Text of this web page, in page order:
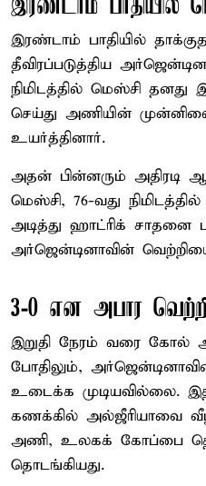
இரண்டாம் பாதியில்
இரண்டாம் பாதியில்
தீவிரப்படுத்திய
நிமிடத்தில் மெஸ்சி
செய்து அணியின்
உயர்த்தினார்.
அதன் பின்னரும் அதிரடி
மெஸ்சி, 76-வது
அடித்து ஹாட்ரிக் சாதனை
அர்ஜென்டினாவின்
3-0 என அபார
இறுதி நேரம் வரை கோல்
போதிலும்,
உடைக்க முடியவில்லை.
கணக்கில் அல்ஜீரியாவை
அணி, உலகக் கோப்பை
தொடங்கியது.